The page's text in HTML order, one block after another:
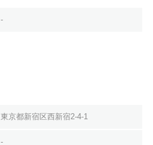
-
東京都新宿区西新宿2-4-1
-